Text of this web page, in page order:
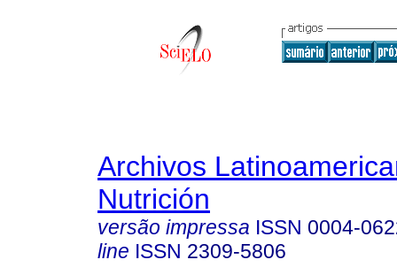
Archivos
Nutrición
versão impressa ISSN 0004-
line ISSN 2309-5806